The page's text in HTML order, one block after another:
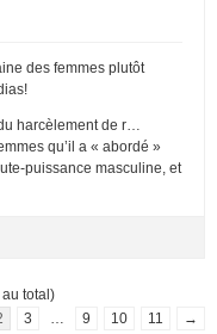
des femmes plutôt
harcèlement de r…
qu’il a « abordé »
puissance masculine, et
total)
3 9 10 11 →